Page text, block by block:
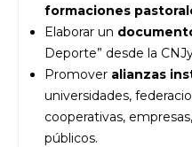
formaciones
Elaborar un
Deporte” desde la
Promover alianzas
universidades,
cooperativas,
públicos.